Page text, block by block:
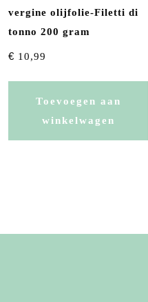
vergine olijfolie-Filetti di
tonno 200 gram
€ 10,99
Toevoegen aan
winkelwagen